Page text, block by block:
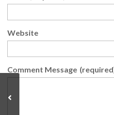
Website
Comment Message